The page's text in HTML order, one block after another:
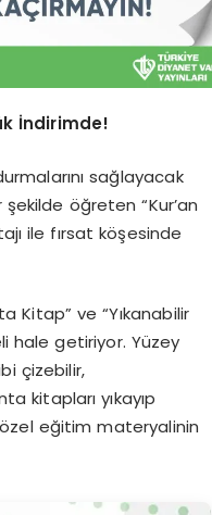
İndirimde!
sağlayacak
öğreten “Kur’an
ile fırsat köşesinde
Kitap” ve “Yıkanabilir
hale getiriyor. Yüzey
çizebilir,
kitapları yıkayıp
eğitim materyalinin